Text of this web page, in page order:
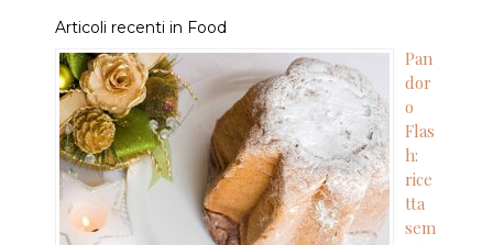
Articoli recenti in Food
Pan
dor
o
Flas
h:
rice
tta
sem